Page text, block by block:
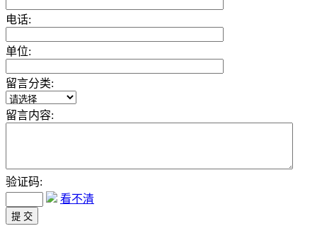
电话:
单位:
留言分类:
留言内容:
验证码:
看不清